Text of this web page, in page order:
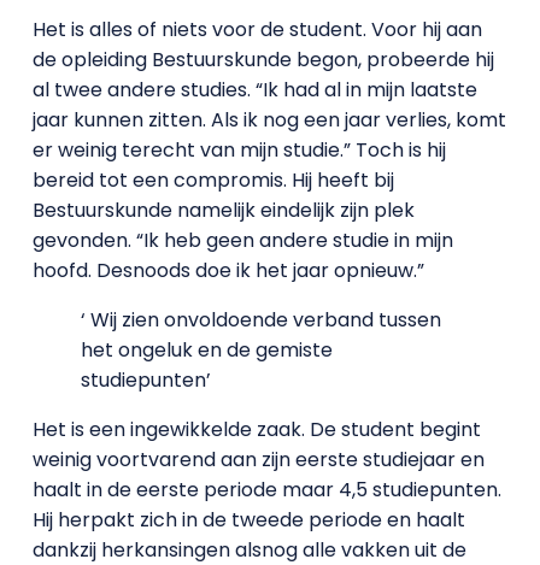
Het is alles of niets voor de student. Voor hij aan
de opleiding Bestuurskunde begon, probeerde hij
al twee andere studies. “Ik had al in mijn laatste
jaar kunnen zitten. Als ik nog een jaar verlies, komt
er weinig terecht van mijn studie.” Toch is hij
bereid tot een compromis. Hij heeft bij
Bestuurskunde namelijk eindelijk zijn plek
gevonden. “Ik heb geen andere studie in mijn
hoofd. Desnoods doe ik het jaar opnieuw.”
‘ Wij zien onvoldoende verband tussen
het ongeluk en de gemiste
studiepunten’
Het is een ingewikkelde zaak. De student begint
weinig voortvarend aan zijn eerste studiejaar en
haalt in de eerste periode maar 4,5 studiepunten.
Hij herpakt zich in de tweede periode en haalt
dankzij herkansingen alsnog alle vakken uit de